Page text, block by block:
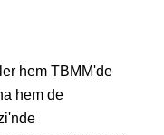
hem TBMM'de
hem de